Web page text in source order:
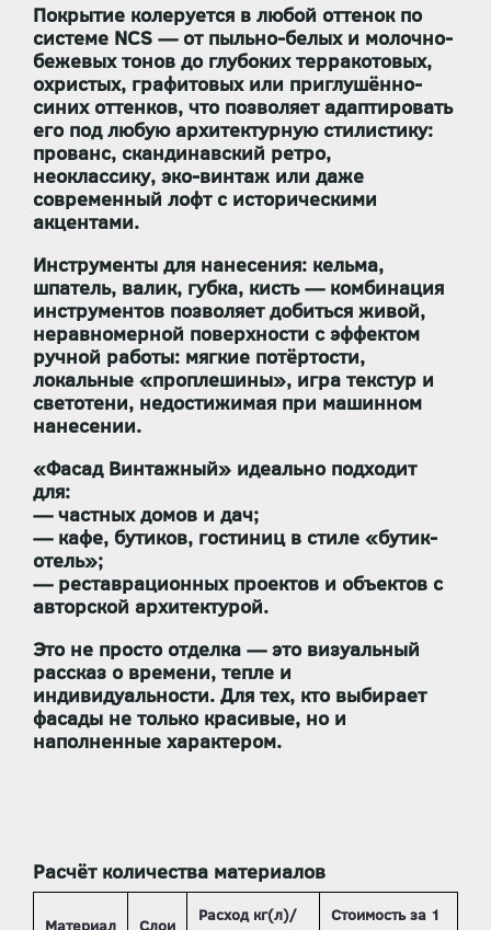
Покрытие колеруется в любой оттенок по
системе NCS — от пыльно-белых и молочно-
бежевых тонов до глубоких терракотовых,
охристых, графитовых или приглушённо-
синих оттенков, что позволяет адаптировать
его под любую архитектурную стилистику:
прованс, скандинавский ретро,
неоклассику, эко-винтаж или даже
современный лофт с историческими
акцентами.
Инструменты для нанесения: кельма,
шпатель, валик, губка, кисть — комбинация
инструментов позволяет добиться живой,
неравномерной поверхности с эффектом
ручной работы: мягкие потёртости,
локальные «проплешины», игра текстур и
светотени, недостижимая при машинном
нанесении.
«Фасад Винтажный» идеально подходит
для:
— частных домов и дач;
— кафе, бутиков, гостиниц в стиле «бутик-
отель»;
— реставрационных проектов и объектов с
авторской архитектурой.
Это не просто отделка — это визуальный
рассказ о времени, тепле и
индивидуальности. Для тех, кто выбирает
фасады не только красивые, но и
наполненные характером.
Расчёт количества материалов
Расход кг(л)/
Стоимость за 1